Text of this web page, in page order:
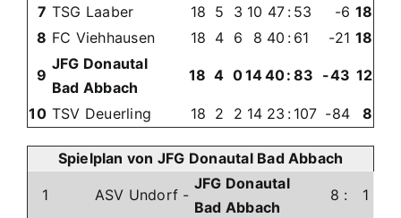
7 TSG Laaber 18 5 3 10 47 : 53 -6 18
8 FC Viehhausen 18 4 6 8 40 : 61 -21 18
9
JFG Donautal
Bad Abbach
18 4 01440: 83 -43 12
10 TSV Deuerling 18 2 2 14 23 : 107 -84 8
Spielplan von JFG Donautal Bad Abbach
1 ASV Undorf -
JFG Donautal
Bad Abbach
8 : 1